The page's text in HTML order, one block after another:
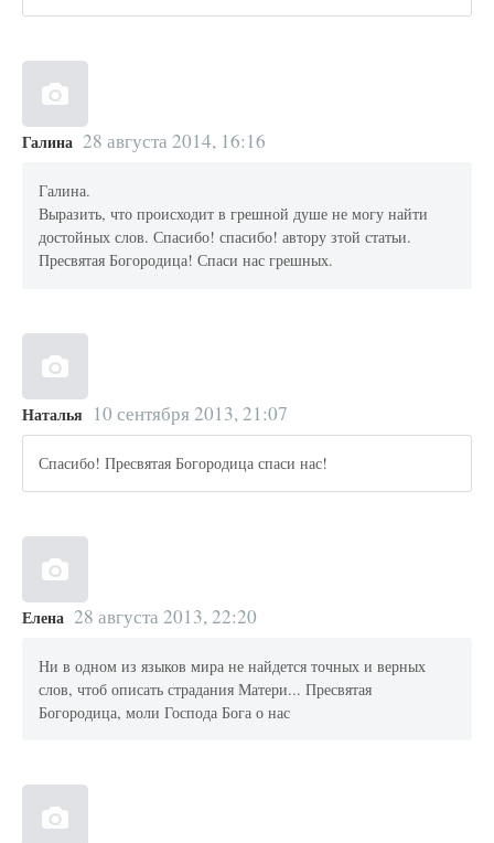
Галина 28 августа 2014, 16:16
Галина.
Выразить, что происходит в грешной душе не могу найти
достойных слов. Спасибо! спасибо! автору зтой статьи.
Пресвятая Богородица! Спаси нас грешных.
Наталья 10 сентября 2013, 21:07
Спасибо! Пресвятая Богородица спаси нас!
Елена 28 августа 2013, 22:20
Ни в одном из языков мира не найдется точных и верных
слов, чтоб описать страдания Матери... Пресвятая
Богородица, моли Господа Бога о нас